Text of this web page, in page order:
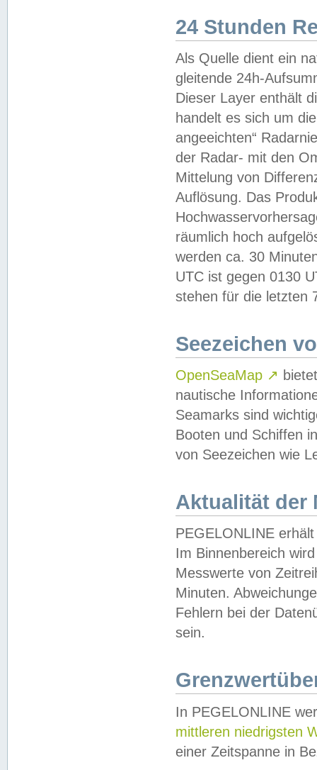
24 Stunden
Als Quelle dient ein
gleitende 24h-
Dieser Layer enthält
handelt es sich um
angeeichten“
der Radar- mit den
Mittelung von
Auflösung. Das
räumlich hoch
werden ca. 30
UTC ist gegen 0130
stehen für die letzten
Seezeichen
OpenSeaMap ↗
nautische
Seamarks sind
Booten und Schiffen
von Seezeichen wie
Aktualität der
PEGELONLINE
Im Binnenbereich
Messwerte von
Minuten.
Fehlern bei der
sein.
In PEGELONLINE
mittleren niedrigsten
einer Zeitspanne in